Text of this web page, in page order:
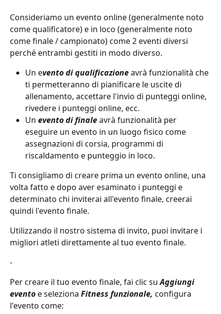
Consideriamo un evento online (generalmente noto
come qualificatore) e in loco (generalmente noto
come finale / campionato) come 2 eventi diversi
perché entrambi gestiti in modo diverso.
Un evento di qualificazione avrà funzionalità che
ti permetteranno di pianificare le uscite di
allenamento, accettare l'invio di punteggi online,
rivedere i punteggi online, ecc.
Un evento di finale avrà funzionalità per
eseguire un evento in un luogo fisico come
assegnazioni di corsia, programmi di
riscaldamento e punteggio in loco.
Ti consigliamo di creare prima un evento online, una
volta fatto e dopo aver esaminato i punteggi e
determinato chi inviterai all'evento finale, creerai
quindi l'evento finale.
Utilizzando il nostro sistema di invito, puoi invitare i
migliori atleti direttamente al tuo evento finale.
-
Per creare il tuo evento finale, fai clic su Aggiungi
evento e seleziona Fitness funzionale, configura
l'evento come: